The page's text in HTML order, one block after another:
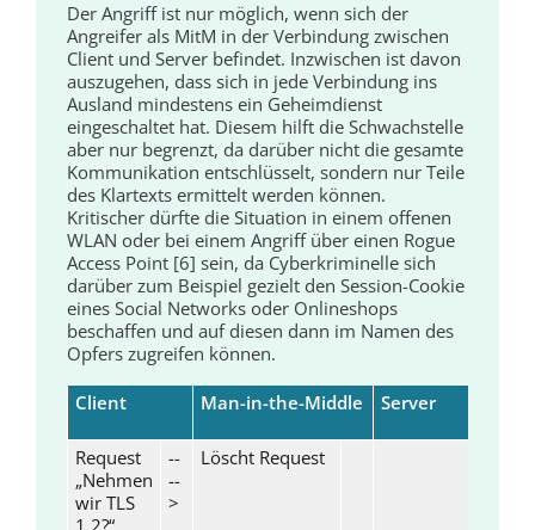
Der Angriff ist nur möglich, wenn sich der
Angreifer als MitM in der Verbindung zwischen
Client und Server befindet. Inzwischen ist davon
auszugehen, dass sich in jede Verbindung ins
Ausland mindestens ein Geheimdienst
eingeschaltet hat. Diesem hilft die Schwachstelle
aber nur begrenzt, da darüber nicht die gesamte
Kommunikation entschlüsselt, sondern nur Teile
des Klartexts ermittelt werden können.
Kritischer dürfte die Situation in einem offenen
WLAN oder bei einem Angriff über einen Rogue
Access Point [6] sein, da Cyberkriminelle sich
darüber zum Beispiel gezielt den Session-Cookie
eines Social Networks oder Onlineshops
beschaffen und auf diesen dann im Namen des
Opfers zugreifen können.
Client Man-in-the-Middle Server
Request
„Nehmen
wir TLS
--
--
>
Löscht Request